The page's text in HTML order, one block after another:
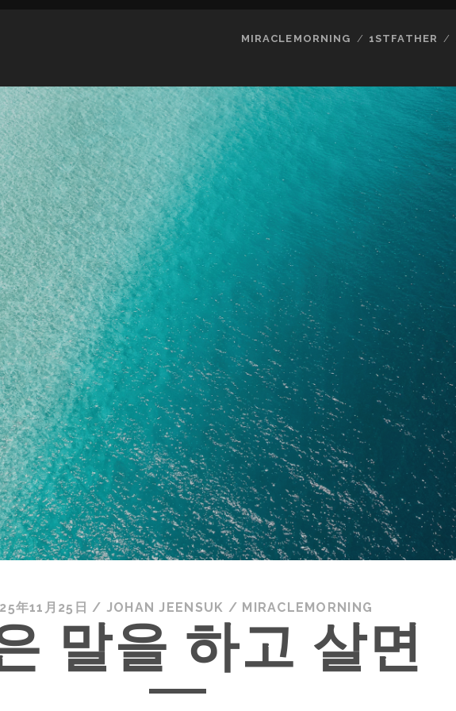
MIRACLEMORNING 1STFATHER
年11月25日 / JOHAN JEENSUK / MIRACLEMORNING
말을 하고 살면